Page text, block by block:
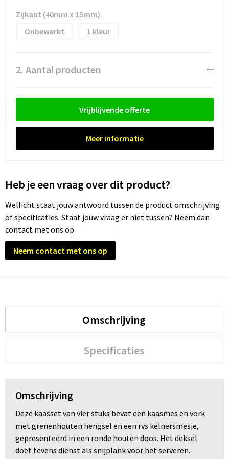
Reistassen
Rugzakken bedrukken
Schoenentassen
Schoudertassen
Sporttassen
Tablettassen
Toilettassen
Trolleys
Veiligheidsvesten en Veiligheidshesjes
Oog- en gelaatsbescherming
Gehoorbescherming
Ademhalingsbescherming
Valbeveiliging
Zijkant (40mm x 15mm)
Onbewerkt
1
2. Aantal producten
Vrijblijvende offerte
Meer informatie
Heb je een vraag over dit product?
Wellicht staat jouw antwoord tussen de product omschrijving
of specificaties. Staat jouw vraag er niet tussen? Neem dan
contact met ons op
Neem contact met ons op
Omschrijving
Specificaties
Omschrijving
Deze kaasset van vier stuks bevat een kaasmes en vork
met grenenhouten hengsel en een rvs kelnersmesje,
gepresenteerd in een ronde houten doos. Het deksel
doet tevens dienst als snijplank voor het serveren.